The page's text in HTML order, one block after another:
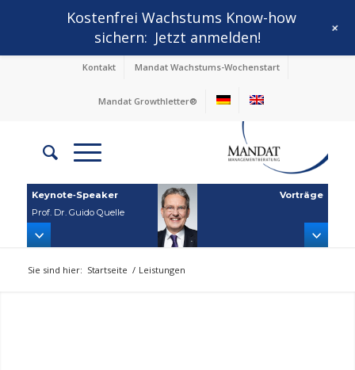
Kontakt Mandat Wachstums-Wochenstart
Mandat Growthletter®
Keynote‑Speaker
Prof. Dr. Guido Quelle
Vorträge
Sie sind hier: Startseite / Leistungen
Kostenfrei Wachstums Know-how
sichern: Jetzt anmelden! +